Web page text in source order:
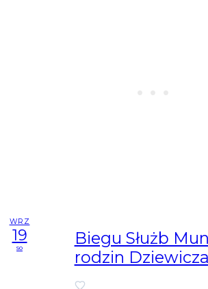
WRZ
19
so
Biegu Służb
rodzin